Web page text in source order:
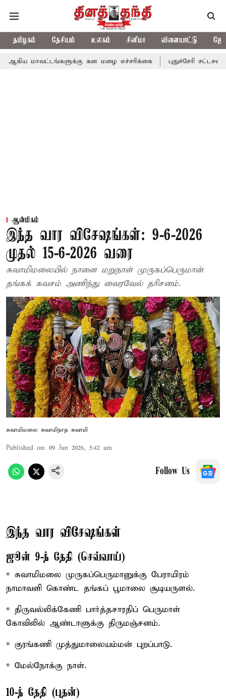
தமிழகம் தேசியம் உலகம் சினிமா விளையாட்டு
கன மழை எச்சரிக்கை புதுச்சேரி சட்டசபையில்
ஆன்மிகம்
இந்த வார விசேஷங்கள்: 9-6-2026
முதல் 15-6-2026 வரை
சுவாமிமலையில் நாளை மறுநாள் முருகப்பெருமான்
தங்கக் கவசம் அணிந்து வைரவேல் தரிசனம்.
சுவாமிமலை சுவாமிநாத சுவாமி
Published on: 09 Jun 2026, 5:42 am
Follow Us
இந்த வார விசேஷங்கள்
ஜூன் 9-ந் தேதி (செவ்வாய்)
* சுவாமிமலை முருகப்பெருமானுக்கு பேராயிரம்
நாமாவளி கொண்ட தங்கப் பூமாலை சூடியருளல்.
* திருவல்லிக்கேணி பார்த்தசாரதிப் பெருமாள்
கோவிலில் ஆண்டாளுக்கு திருமஞ்சனம்.
* குரங்கணி முத்துமாலையம்மன் புறப்பாடு.
* மேல்நோக்கு நாள்.
10-ந் தேதி (புதன்)